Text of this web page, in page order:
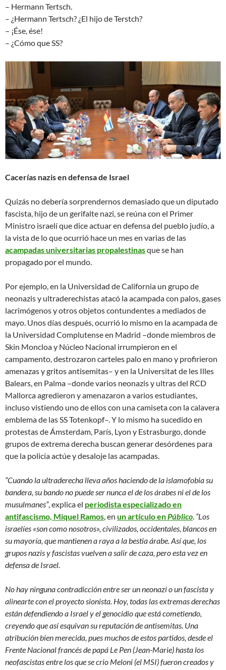
– Hermann Tertsch.
– ¿Hermann Tertsch? ¿El hijo de Terstch?
– ¡Ése, ése!
– ¿Cómo que SS?
Cacerías nazis en defensa de Israel
Quizás no debería sorprendernos demasiado que un diputado
fascista, hijo de un gerifalte nazi, se reúna con el Primer
Ministro israelí que dice actuar en defensa del pueblo judío, a
la vista de lo que ocurrió hace un mes en varias de las
acampadas universitarias propalestinasque se han
propagado por el mundo.
Por ejemplo, en la Universidad de California un grupo de
neonazis y ultraderechistas atacó la acampada con palos, gases
lacrimógenos y otros objetos contundentes a mediados de
mayo. Unos días después, ocurrió lo mismo en la acampada de
la Universidad Complutense en Madrid –donde miembros de
Skin Moncloa y Núcleo Nacional irrumpieron en el
campamento, destrozaron carteles palo en mano y profirieron
amenazas y gritos antisemitas– y en la Universitat de les Illes
Balears, en Palma –donde varios neonazis y ultras del RCD
Mallorca agredieron y amenazaron a varios estudiantes,
incluso vistiendo uno de ellos con una camiseta con la calavera
emblema de las SS Totenkopf–. Y lo mismo ha sucedido en
protestas de Ámsterdam, París, Lyon y Estrasburgo, donde
grupos de extrema derecha buscan generar desórdenes para
que la policía actúe y desaloje las acampadas.
“Cuando la ultraderecha lleva años haciendo de la islamofobia su
bandera, su bando no puede ser nunca el de los árabes ni el de los
musulmanes”, explica el periodista especializado en
antifascismo, Miquel Ramos, en un artículo enPúblico. “Los
israelíes «son como nosotros», civilizados, occidentales, blancos en
su mayoría, que mantienen a raya a la bestia árabe. Así que, los
grupos nazis y fascistas vuelven a salir de caza, pero esta vez en
defensa de Israel.
No hay ninguna contradicción entre ser un neonazi o un fascista y
alinearte con el proyecto sionista. Hoy, todas las extremas derechas
están defendiendo a Israel y el genocidio que está cometiendo,
creyendo que así esquivan su reputación de antisemitas. Una
atribución bien merecida, pues muchos de estos partidos, desde el
Frente Nacional francés de papá Le Pen (Jean-Marie) hasta los
neofascistas entre los que se crio Meloni (el MSI) fueron creados y